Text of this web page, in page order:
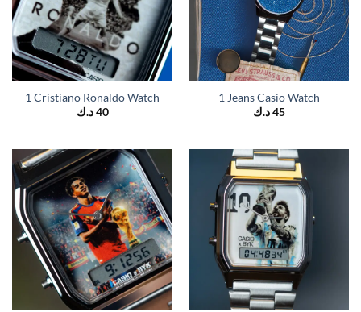
1 Cristiano Ronaldo Watch
40 د.ك
1 Jeans Casio Watch
45 د.ك